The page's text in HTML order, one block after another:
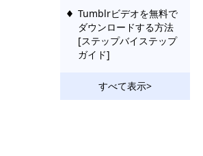
Tumblrビデオを無料で
ダウンロードする方法
[ステップバイステップ
ガイド]
すべて表示>